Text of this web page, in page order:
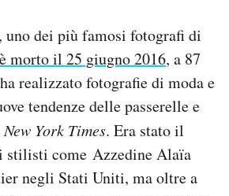
dei più famosi fotografi di
è morto il 25 giugno 2016, a 87
realizzato fotografie di moda e
tendenze delle passerelle e
New York Times. Era stato il
stilisti come Azzedine Alaïa
negli Stati Uniti, ma oltre a